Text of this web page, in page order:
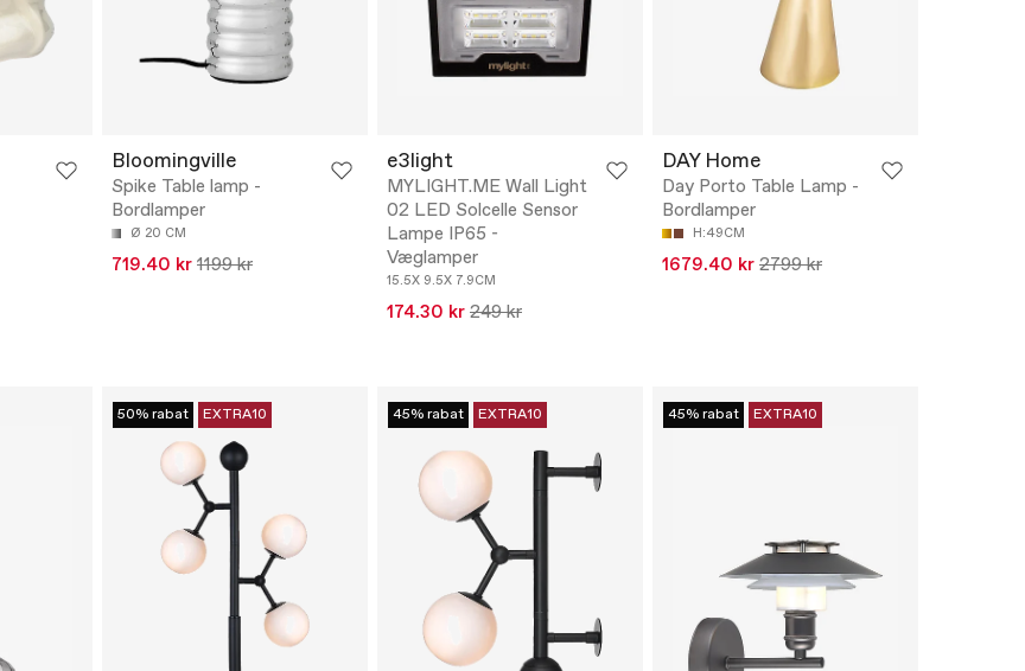
Bloomingville
Spike Table lamp -
Bordlamper
Ø 20 CM
719.40 kr 1199 kr
e3light
MYLIGHT.ME Wall Light
02 LED Solcelle Sensor
Lampe IP65 -
Væglamper
15.5X 9.5X 7.9CM
174.30 kr 249 kr
DAY Home
Day Porto Table Lamp -
Bordlamper
H:49CM
1679.40 kr 2799 kr
50% rabat EXTRA10 45% rabat EXTRA10 45% rabat EXTRA10